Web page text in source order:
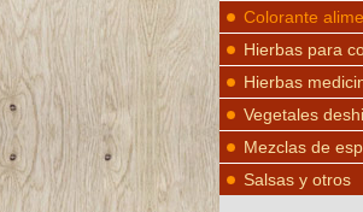
Colorante
Hierbas para
Hierbas
Vegetales
Mezclas de
Salsas y otros